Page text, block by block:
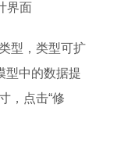
界面
型，类型可扩
型中的数据提
，点击“修